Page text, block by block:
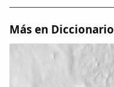
Peñas
Más en Diccionario